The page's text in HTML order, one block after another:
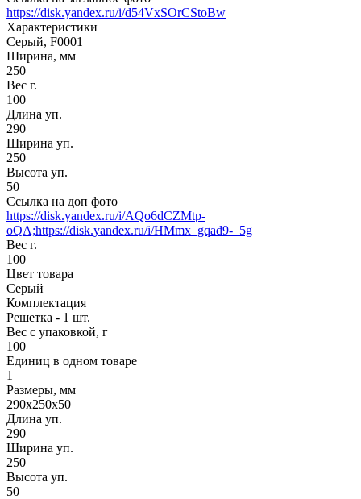
https://disk.yandex.ru/i/d54VxSOrCStoBw
Характеристики
Серый, F0001
Ширина, мм
250
Вес г.
100
Длина уп.
290
Ширина уп.
250
Высота уп.
50
Ссылка на доп фото
https://disk.yandex.ru/i/AQo6dCZMtp-
oQA;https://disk.yandex.ru/i/HMmx_gqad9-_5g
Вес г.
100
Цвет товара
Серый
Комплектация
Решетка - 1 шт.
Вес с упаковкой, г
100
Единиц в одном товаре
1
Размеры, мм
290x250x50
Длина уп.
290
Ширина уп.
250
Высота уп.
50